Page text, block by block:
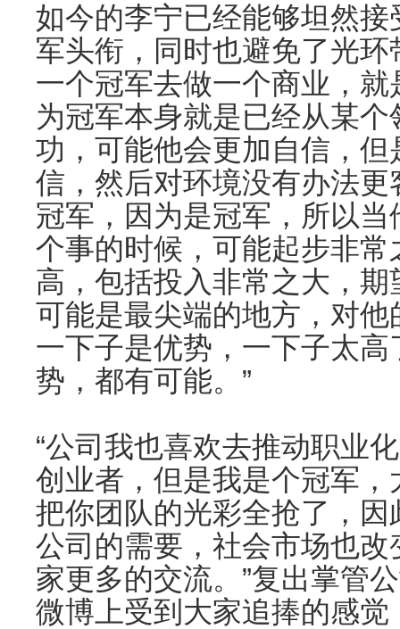
如今的李宁已经能够坦然
军头衔，同时也避免了光环
一个冠军去做一个商业，
为冠军本身就是已经从某
功，可能他会更加自信，
信，然后对环境没有办法
冠军，因为是冠军，所以
个事的时候，可能起步非
高，包括投入非常之大，
可能是最尖端的地方，对
一下子是优势，一下子太
势，都有可能。”
“公司我也喜欢去推动职业
创业者，但是我是个冠军
把你团队的光彩全抢了，
公司的需要，社会市场也
家更多的交流。”复出掌管
微博上受到大家追捧的感觉